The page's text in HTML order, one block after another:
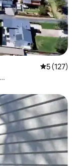
5 (127)